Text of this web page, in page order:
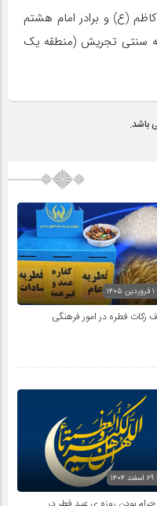
(ع) و برادر امام هشتم
سنتی تجریش (منطقه یک
باشد.
زکات فطره در امور فرهنگی